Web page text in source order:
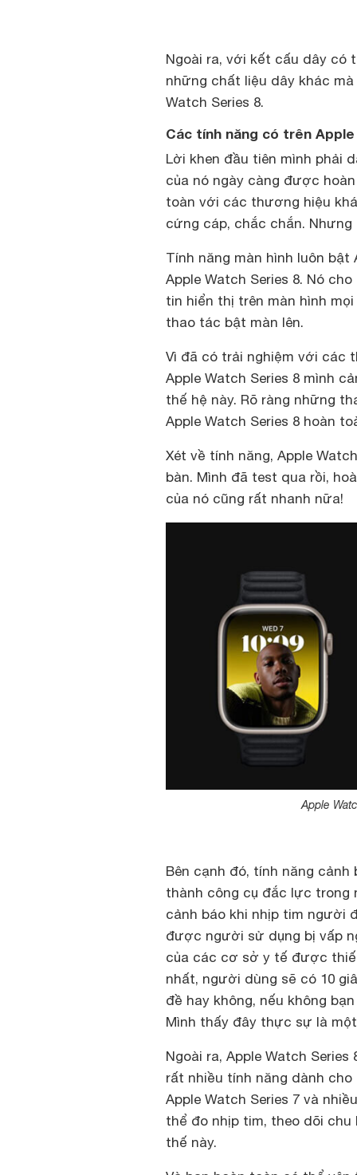
Ngoài ra, với kết cấu dây có
những chất liệu dây khác
Watch Series 8.
Các tính năng có trên
Lời khen đầu tiên mình phải
của nó ngày càng được
toàn với các thương hiệu
cứng cáp, chắc chắn.
Tính năng màn hình luôn
Apple Watch Series 8. Nó
tin hiển thị trên màn hình
thao tác bật màn lên.
Vì đã có trải nghiệm với các
Apple Watch Series 8 mình
thế hệ này. Rõ ràng những
Apple Watch Series 8 hoàn
Xét về tính năng, Apple
bàn. Mình đã test qua rồi,
của nó cũng rất nhanh nữa!
Apple
Bên cạnh đó, tính năng
thành công cụ đắc lực trong
cảnh báo khi nhịp tim người
được người sử dụng bị vấp
của các cơ sở y tế được
nhất, người dùng sẽ có 10
đề hay không, nếu không
Mình thấy đây thực sự là
Ngoài ra, Apple Watch
rất nhiều tính năng dành cho
Apple Watch Series 7 và
thể đo nhịp tim, theo dõi
thế này.